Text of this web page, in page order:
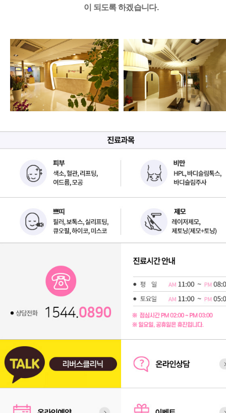
이 되도록 하겠습니다.